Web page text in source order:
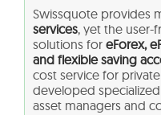
Swissquote provides
services, yet the user-
solutions for eForex,
and flexible saving
cost service for
developed
asset managers and